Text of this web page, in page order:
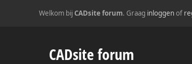
Welkom bij CADsite forum. Graag inloggenof
CADsite forum